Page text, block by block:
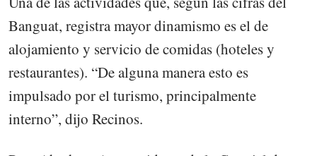
Banguat, registra mayor dinamismo es el de
alojamiento y servicio de comidas (hoteles y
restaurantes). “De alguna manera esto es
impulsado por el turismo, principalmente
interno”, dijo Recinos.